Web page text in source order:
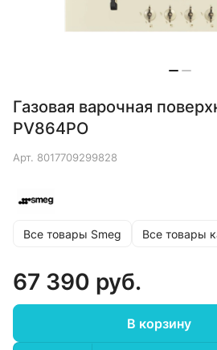
Газовая варочная
PV864PO
Арт. 8017709299828
Все товары Smeg Все товары
67 390 руб.
В корзину